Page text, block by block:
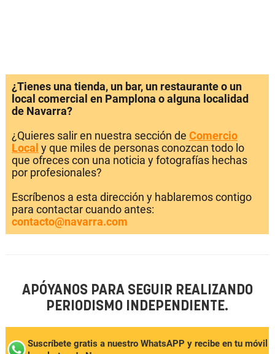
¿Tienes una tienda, un bar, un restaurante o un
local comercial en Pamplona o alguna localidad
de Navarra?
¿Quieres salir en nuestra sección de Comercio
Local y que miles de personas conozcan todo lo
que ofreces con una noticia y fotografías hechas
por profesionales?
Escríbenos a esta dirección y hablaremos contigo
para contactar cuando antes:
contacto@navarra.com
APÓYANOS PARA SEGUIR REALIZANDO
PERIODISMO INDEPENDIENTE.
Suscríbete gratis a nuestro WhatsAPP y recibe en tu móvil